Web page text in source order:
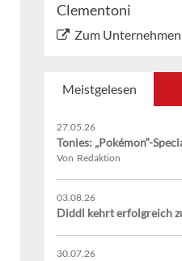
Clementoni
Zum Unternehmen
Meistgelesen
27.05.26
Tonies: „Pokémon“-
Von Redaktion
03.08.26
Diddl kehrt erfolgreich
30.07.26